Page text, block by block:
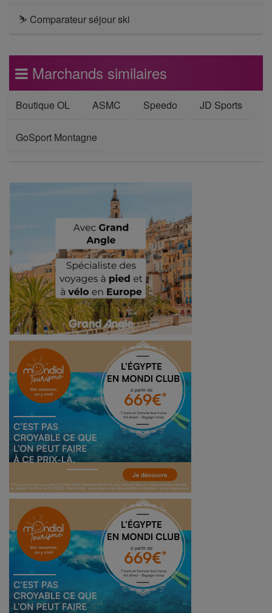
⛷ Comparateur séjour ski
Marchands similaires
Boutique OL ASMC Speedo JD Sports
GoSport Montagne